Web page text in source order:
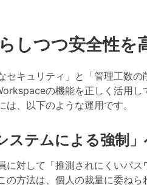
しつつ安全性を
セキュリティ」と「管理工数
の機能を正しく活用
、以下のような運用です。
ステムによる強制
に対して「推測されにくいパ
の方法は、個人の裁量に委ね